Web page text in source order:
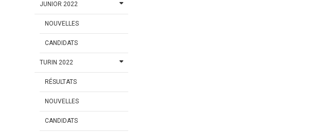
JUNIOR 2022
NOUVELLES
CANDIDATS
TURIN 2022
RÉSULTATS
NOUVELLES
CANDIDATS